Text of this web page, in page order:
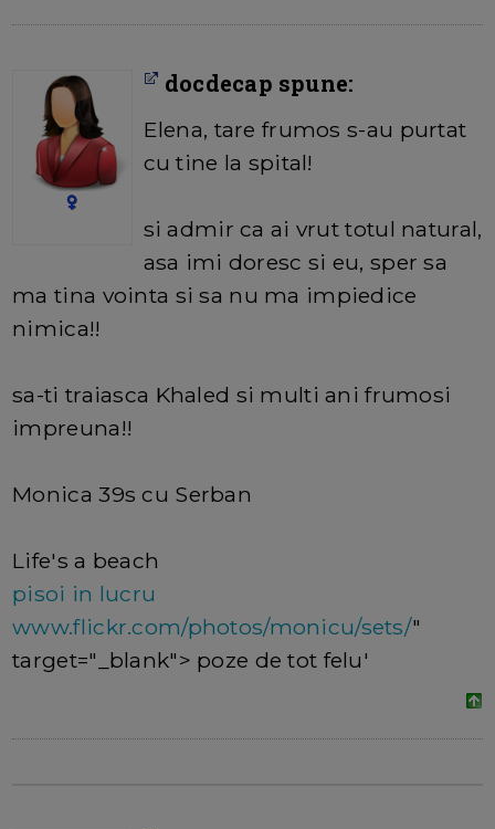
docdecap spune:
Elena, tare frumos s-au purtat
cu tine la spital!
si admir ca ai vrut totul natural,
asa imi doresc si eu, sper sa
ma tina vointa si sa nu ma impiedice
nimica!!
sa-ti traiasca Khaled si multi ani frumosi
impreuna!!
Monica 39s cu Serban
Life's a beach
pisoi in lucru
www.flickr.com/photos/monicu/sets/"
target="_blank"> poze de tot felu'